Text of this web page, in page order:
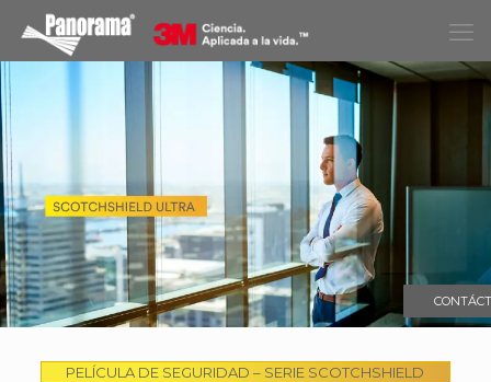
PELÍCULA DE SEGURIDAD – SERIE SCOTCHSHIELD